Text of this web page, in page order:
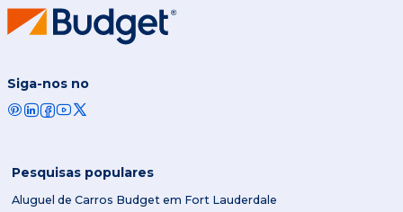
Siga-nos no
Pesquisas populares
Aluguel de Carros Budget em Fort Lauderdale